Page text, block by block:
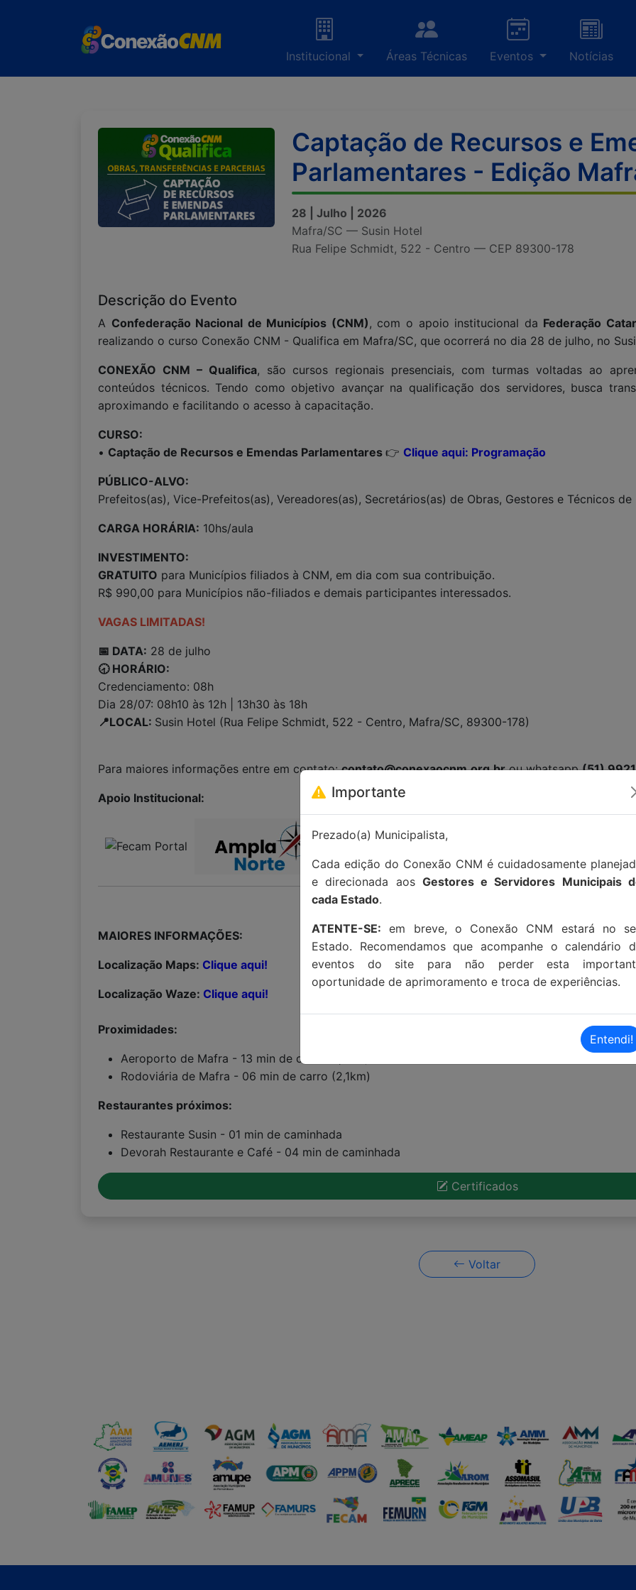
Institucional Áreas Técnicas Eventos Notícias
Captação de Recursos e
Parlamentares - Edição
28 | Julho | 2026
Mafra/SC — Susin Hotel
Rua Felipe Schmidt, 522 - Centro — CEP 89300-178
Descrição do Evento
A Confederação Nacional de Municípios (CNM), com o apoio institucional da Federação
realizando o curso Conexão CNM - Qualifica em Mafra/SC, que ocorrerá no dia 28 de julho, no
CONEXÃO CNM – Qualifica, são cursos regionais presenciais, com turmas voltadas ao
conteúdos técnicos. Tendo como objetivo avançar na qualificação dos servidores, busca
aproximando e facilitando o acesso à capacitação.
CURSO:
• Captação de Recursos e Emendas Parlamentares 👉 Clique aqui: Programação
PÚBLICO-ALVO:
Prefeitos(as), Vice-Prefeitos(as), Vereadores(as), Secretários(as) de Obras, Gestores e Técnicos de
CARGA HORÁRIA: 10hs/aula
INVESTIMENTO:
GRATUITO para Municípios filiados à CNM, em dia com sua contribuição.
R$ 990,00 para Municípios não-filiados e demais participantes interessados.
VAGAS LIMITADAS!
📅 DATA: 28 de julho
🕣 HORÁRIO:
Credenciamento: 08h
Dia 28/07: 08h10 às 12h | 13h30 às 18h
📍LOCAL: Susin Hotel (Rua Felipe Schmidt, 522 - Centro, Mafra/SC, 89300-178)
Para maiores informações entre em contato:contato@conexaocnm.org.brou whatsapp(51)
Apoio Institucional:
MAIORES INFORMAÇÕES:
Localização Maps: Clique aqui!
Localização Waze: Clique aqui!
Proximidades:
Aeroporto de Mafra - 13 min de carro (6,3km)
Rodoviária de Mafra - 06 min de carro (2,1km)
Restaurantes próximos:
Restaurante Susin - 01 min de caminhada
Devorah Restaurante e Café - 04 min de caminhada
Certificados
Voltar
Importante
Prezado(a) Municipalista,
Cada edição do Conexão CNM é cuidadosamente
e direcionada aos Gestores e Servidores Municipais
cada Estado.
ATENTE-SE: em breve, o Conexão CNM estará no
Estado. Recomendamos que acompanhe o calendário
eventos do site para não perder esta
oportunidade de aprimoramento e troca de experiências.
Entendi!